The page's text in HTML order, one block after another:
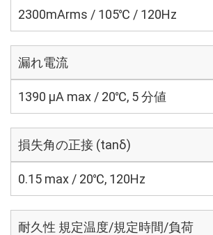
2300mArms / 105℃ / 120Hz
漏れ電流
1390 μA max / 20℃, 5 分値
損失角の正接 (tanδ)
0.15 max / 20℃, 120Hz
耐久性 規定温度/規定時間/負荷